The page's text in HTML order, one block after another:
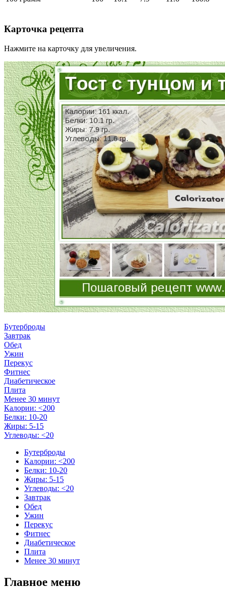
Карточка рецепта
Нажмите на карточку для увеличения.
Бутерброды
Завтрак
Обед
Ужин
Перекус
Фитнес
Диабетическое
Плита
Менее 30 минут
Калории: <200
Белки: 10-20
Жиры: 5-15
Углеводы: <20
Бутерброды
Калории: <200
Белки: 10-20
Жиры: 5-15
Углеводы: <20
Завтрак
Обед
Ужин
Перекус
Фитнес
Диабетическое
Плита
Менее 30 минут
Главное меню